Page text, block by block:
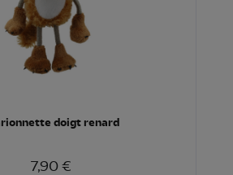
doigt renard
7,90 €